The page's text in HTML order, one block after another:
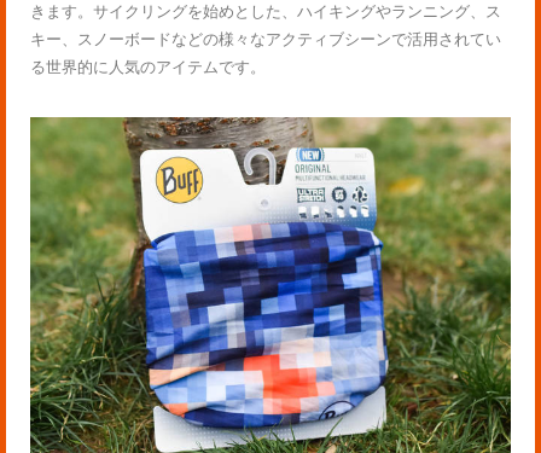
きます。サイクリングを始めとした、ハイキングやランニング、ス
キー、スノーボードなどの様々なアクティブシーンで活用されてい
る世界的に人気のアイテムです。